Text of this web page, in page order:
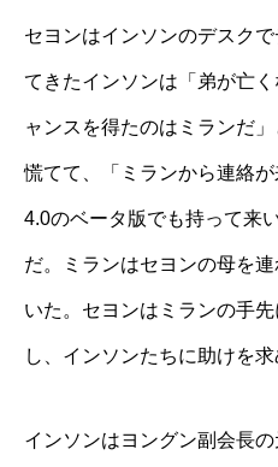
セヨンはインソンのデスク
てきたインソンは「弟が亡
ャンスを得たのはミランだ
慌てて、「ミランから連絡
4.0のベータ版でも持って来
だ。ミランはセヨンの母を
いた。セヨンはミランの手
し、インソンたちに助けを
インソンはヨングン副会長